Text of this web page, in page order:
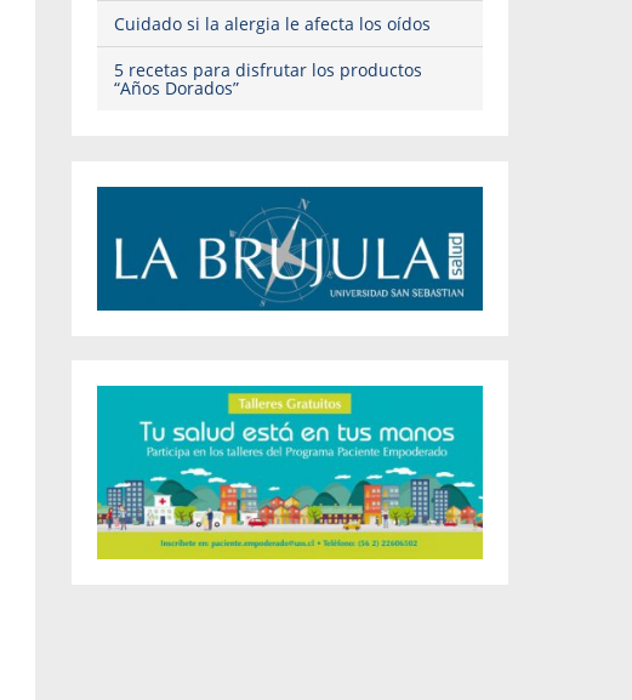
Cuidado si la alergia le afecta los oídos
5 recetas para disfrutar los productos
“Años Dorados”